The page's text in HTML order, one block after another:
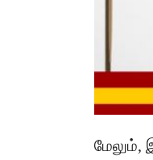
மேலும்,